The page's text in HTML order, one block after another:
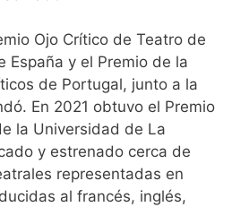
Ojo Crítico de Teatro de
España y el Premio de la
de Portugal, junto a la
En 2021 obtuvo el Premio
la Universidad de La
y estrenado cerca de
representadas en
al francés, inglés,